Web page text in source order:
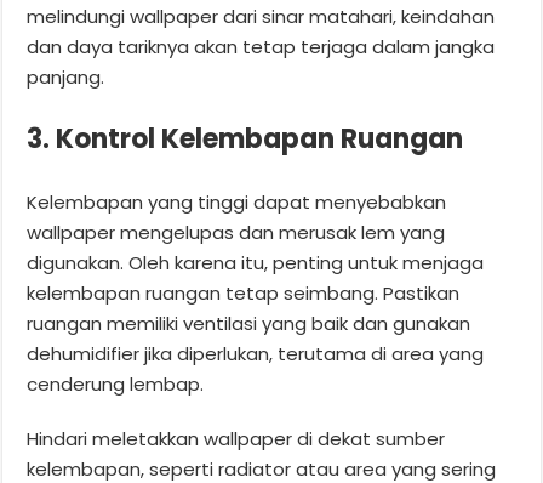
melindungi wallpaper dari sinar matahari, keindahan
dan daya tariknya akan tetap terjaga dalam jangka
panjang.
3. Kontrol Kelembapan Ruangan
Kelembapan yang tinggi dapat menyebabkan
wallpaper mengelupas dan merusak lem yang
digunakan. Oleh karena itu, penting untuk menjaga
kelembapan ruangan tetap seimbang. Pastikan
ruangan memiliki ventilasi yang baik dan gunakan
dehumidifier jika diperlukan, terutama di area yang
cenderung lembap.
Hindari meletakkan wallpaper di dekat sumber
kelembapan, seperti radiator atau area yang sering